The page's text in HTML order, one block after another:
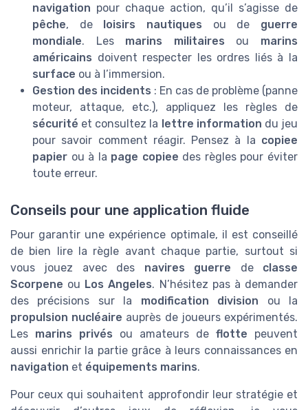
navigation pour chaque action, qu’il s’agisse de
pêche, de loisirs nautiques ou de guerre
mondiale. Les marins militaires ou marins
américains doivent respecter les ordres liés à la
surface ou à l’immersion.
Gestion des incidents : En cas de problème (panne
moteur, attaque, etc.), appliquez les règles de
sécurité et consultez la lettre information du jeu
pour savoir comment réagir. Pensez à la copiee
papier ou à la page copiee des règles pour éviter
toute erreur.
Conseils pour une application fluide
Pour garantir une expérience optimale, il est conseillé
de bien lire la règle avant chaque partie, surtout si
vous jouez avec des navires guerre de classe
Scorpene ou Los Angeles. N’hésitez pas à demander
des précisions sur la modification division ou la
propulsion nucléaire auprès de joueurs expérimentés.
Les marins privés ou amateurs de flotte peuvent
aussi enrichir la partie grâce à leurs connaissances en
navigation et équipements marins.
Pour ceux qui souhaitent approfondir leur stratégie et